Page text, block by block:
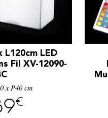
L120cm LED
Fil XV-12090-
x P40 cm
€